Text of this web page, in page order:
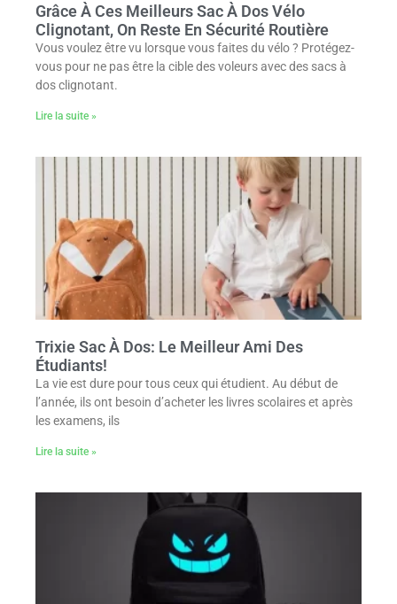
Grâce À Ces Meilleurs Sac À Dos Vélo
Clignotant, On Reste En Sécurité Routière
Vous voulez être vu lorsque vous faites du vélo ? Protégez-
vous pour ne pas être la cible des voleurs avec des sacs à
dos clignotant.
Lire la suite »
Trixie Sac À Dos: Le Meilleur Ami Des
Étudiants!
La vie est dure pour tous ceux qui étudient. Au début de
l’année, ils ont besoin d’acheter les livres scolaires et après
les examens, ils
Lire la suite »